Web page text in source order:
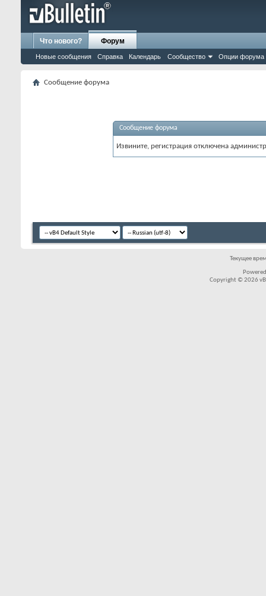
Что нового? Форум
Новые сообщения Справка Календарь Сообщество Опции форума
Сообщение форума
Сообщение форума
Извините, регистрация отключена
Текущее
Copyright © 2026